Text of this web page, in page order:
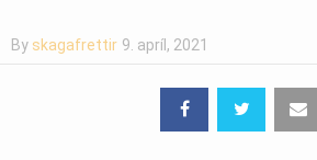
By skagafrettir 9. apríl, 2021